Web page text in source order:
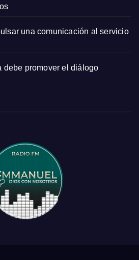
una comunicación al servicio
debe promover el diálogo